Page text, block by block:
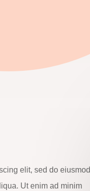
elit, sed do eiusmod
Ut enim ad minim